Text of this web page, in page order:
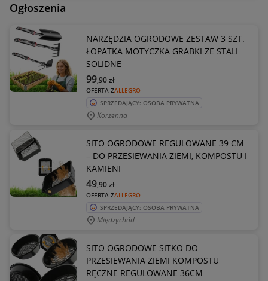
Ogłoszenia
NARZĘDZIA OGRODOWE ZESTAW 3 SZT.
ŁOPATKA MOTYCZKA GRABKI ZE STALI
SOLIDNE
OFERTA ZALLEGRO
99,90zł
SPRZEDAJĄCY: OSOBA PRYWATNA
Korzenna
SITO OGRODOWE REGULOWANE 39 CM
– DO PRZESIEWANIA ZIEMI, KOMPOSTU I
KAMIENI
OFERTA ZALLEGRO
49,90zł
SPRZEDAJĄCY: OSOBA PRYWATNA
Międzychód
SITO OGRODOWE SITKO DO
PRZESIEWANIA ZIEMI KOMPOSTU
RĘCZNE REGULOWANE 36CM